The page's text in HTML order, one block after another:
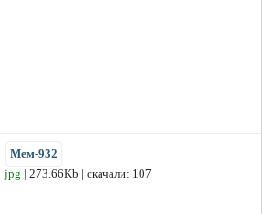
Мем-932
jpg | 273.66Kb | скачали: 107